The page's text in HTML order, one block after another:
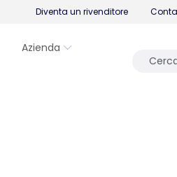
Diventa un rivenditore
Azienda